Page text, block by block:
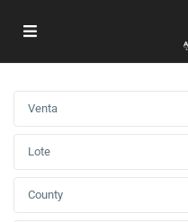
Venta
Lote
County